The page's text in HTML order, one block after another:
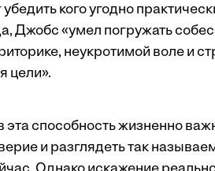
кого угодно
Джобс «умел погружать
неукротимой воле и
цели».
эта способность жизненно
и разглядеть так